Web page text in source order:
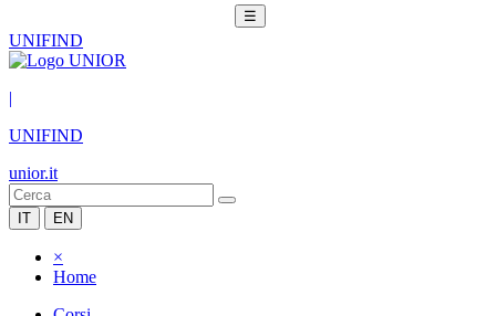
☰
UNIFIND
|
UNIFIND
unior.it
IT EN
×
Home